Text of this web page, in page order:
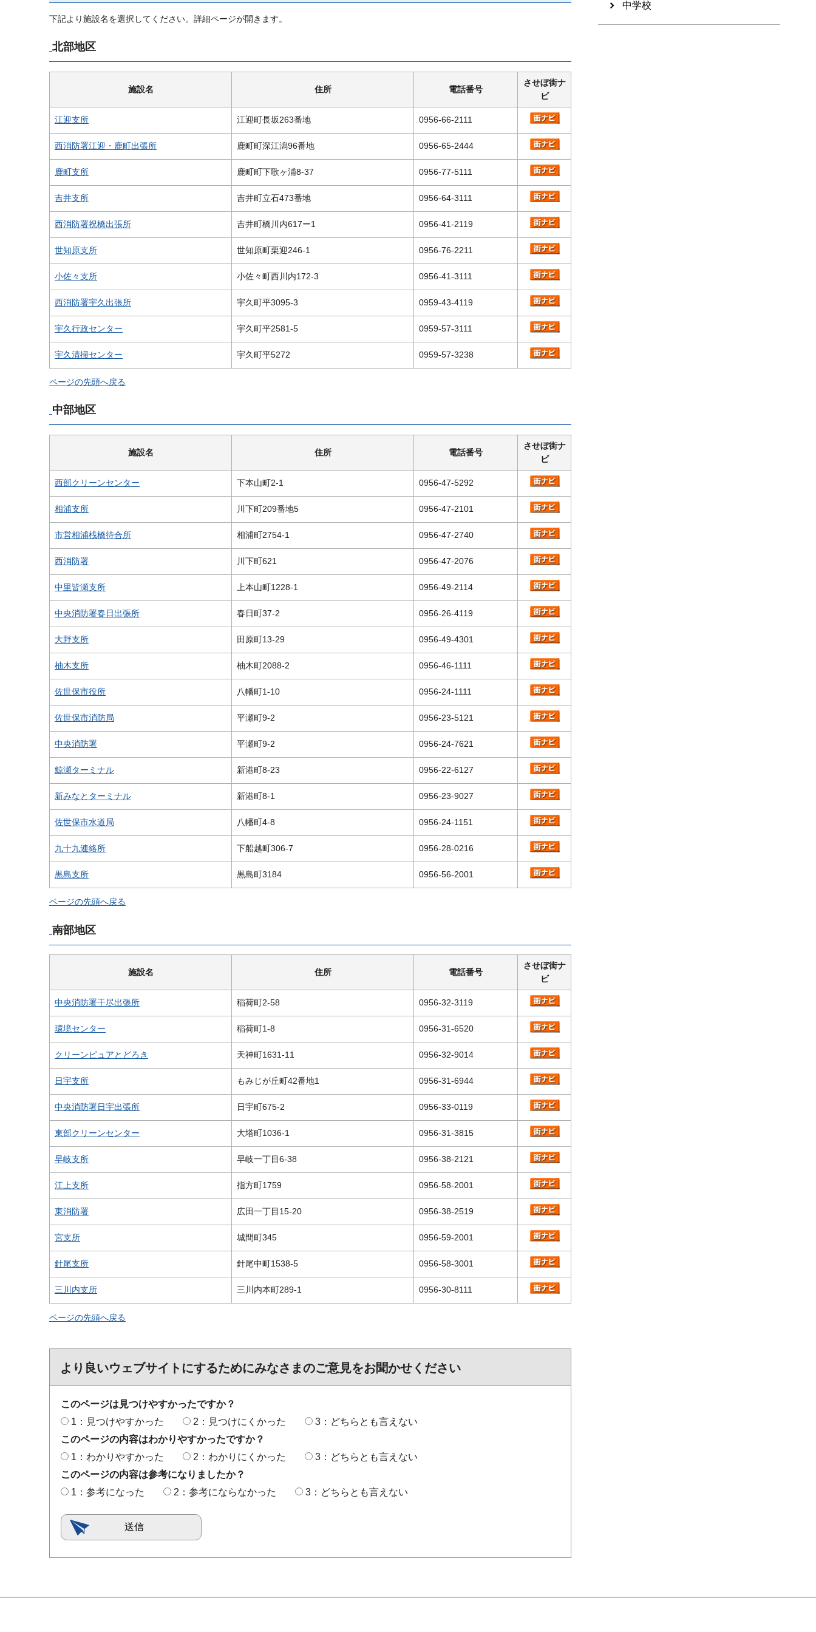
下記より施設名を選択してください。詳細ページが開きます。
北部地区
施設名 住所 電話番号
させぼ街ナ
ビ
江迎支所 江迎町長坂263番地 0956-66-2111
西消防署江迎・鹿町出張所 鹿町町深江潟96番地 0956-65-2444
鹿町支所 鹿町町下歌ヶ浦8-37 0956-77-5111
吉井支所 吉井町立石473番地 0956-64-3111
西消防署祝橋出張所 吉井町橋川内617ー1 0956-41-2119
世知原支所 世知原町栗迎246-1 0956-76-2211
小佐々支所 小佐々町西川内172-3 0956-41-3111
西消防署宇久出張所 宇久町平3095-3 0959-43-4119
宇久行政センター 宇久町平2581-5 0959-57-3111
宇久清掃センター 宇久町平5272 0959-57-3238
ページの先頭へ戻る
中部地区
施設名 住所 電話番号
させぼ街ナ
ビ
西部クリーンセンター 下本山町2-1 0956-47-5292
相浦支所 川下町209番地5 0956-47-2101
市営相浦桟橋待合所 相浦町2754-1 0956-47-2740
西消防署 川下町621 0956-47-2076
中里皆瀬支所 上本山町1228-1 0956-49-2114
中央消防署春日出張所 春日町37-2 0956-26-4119
大野支所 田原町13-29 0956-49-4301
柚木支所 柚木町2088-2 0956-46-1111
佐世保市役所 八幡町1-10 0956-24-1111
佐世保市消防局 平瀬町9-2 0956-23-5121
中央消防署 平瀬町9-2 0956-24-7621
鯨瀬ターミナル 新港町8-23 0956-22-6127
新みなとターミナル 新港町8-1 0956-23-9027
佐世保市水道局 八幡町4-8 0956-24-1151
九十九連絡所 下船越町306-7 0956-28-0216
黒島支所 黒島町3184 0956-56-2001
ページの先頭へ戻る
南部地区
施設名 住所 電話番号
させぼ街ナ
ビ
中央消防署干尽出張所 稲荷町2-58 0956-32-3119
環境センター 稲荷町1-8 0956-31-6520
クリーンピュアとどろき 天神町1631-11 0956-32-9014
日宇支所 もみじが丘町42番地1 0956-31-6944
中央消防署日宇出張所 日宇町675-2 0956-33-0119
東部クリーンセンター 大塔町1036-1 0956-31-3815
早岐支所 早岐一丁目6-38 0956-38-2121
江上支所 指方町1759 0956-58-2001
東消防署 広田一丁目15-20 0956-38-2519
宮支所 城間町345 0956-59-2001
針尾支所 針尾中町1538-5 0956-58-3001
三川内支所 三川内本町289-1 0956-30-8111
ページの先頭へ戻る
より良いウェブサイトにするためにみなさまのご意見をお聞かせください
このページは見つけやすかったですか？
1：見つけやすかった
2：見つけにくかった
3：どちらとも言えない
このページの内容はわかりやすかったですか？
1：わかりやすかった
2：わかりにくかった
3：どちらとも言えない
このページの内容は参考になりましたか？
1：参考になった
2：参考にならなかった 3：どちらとも言えない
中学校